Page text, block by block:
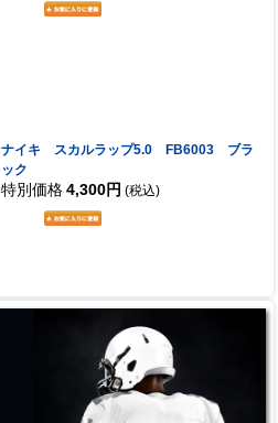
ナイキ スカルラップ5.0 FB6003 ブラ
ック
特別価格 4,300円 (税込)